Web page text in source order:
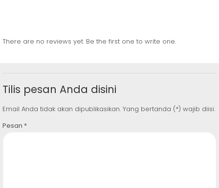
There are no reviews yet. Be the first one to write one.
Tilis pesan Anda disini
Email Anda tidak akan dipublikasikan. Yang bertanda (*) wajib diisi.
Pesan *